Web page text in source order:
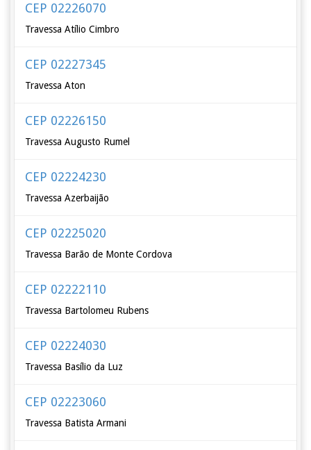
CEP 02226070
Travessa Atílio Cimbro
CEP 02227345
Travessa Aton
CEP 02226150
Travessa Augusto Rumel
CEP 02224230
Travessa Azerbaijão
CEP 02225020
Travessa Barão de Monte Cordova
CEP 02222110
Travessa Bartolomeu Rubens
CEP 02224030
Travessa Basílio da Luz
CEP 02223060
Travessa Batista Armani